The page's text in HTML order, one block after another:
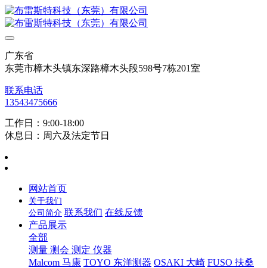
广东省
东莞市樟木头镇东深路樟木头段598号7栋201室
联系电话
13543475666
工作日：9:00-18:00
休息日：周六及法定节日
网站首页
关于我们
公司简介 联系我们 在线反馈
产品展示
全部
测量 测会 测定 仪器
Malcom 马康 TOYO 东洋测器 OSAKI 大崎 FUSO 扶桑